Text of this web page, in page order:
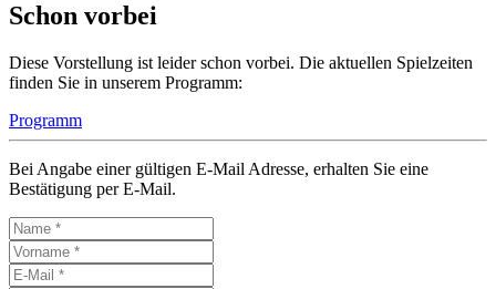
Schon vorbei
Diese Vorstellung ist leider schon vorbei. Die aktuellen Spielzeiten
finden Sie in unserem Programm:
Programm
Bei Angabe einer gültigen E-Mail Adresse, erhalten Sie eine
Bestätigung per E-Mail.